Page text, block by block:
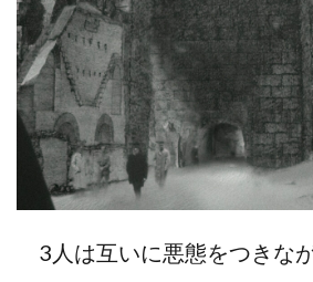
3人は互いに悪態をつきな